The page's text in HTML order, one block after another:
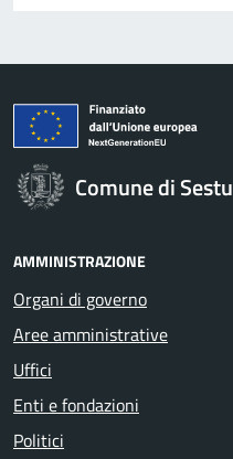
Comune di Sestu
AMMINISTRAZIONE
Organi di governo
Aree amministrative
Uffici
Enti e fondazioni
Politici